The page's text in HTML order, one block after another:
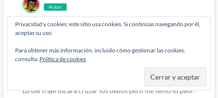
Autor
M'Rabo Mhulargo
A mi eso de que el Caballero Luna este cada vez mas loco me
tiene muy cansado, tengo ganas de que llegue algún equipo
creativo que opte por devolverlo un poco a los orígenes.
Lo del traje tocara cruzar los dedos pero me temo lo peor.
Privacidad y cookies: este sitio usa cookies. Si continúas navegando por él,
aceptas su uso.
Para obtener más información, incluido cómo gestionar las cookies,
consulta: Política de cookies